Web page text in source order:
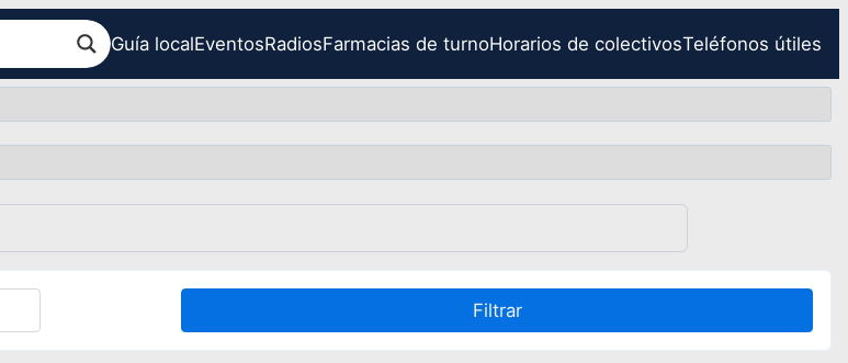
Guía localEventosRadiosFarmacias de turnoHorarios de colectivosTeléfonos útiles
Filtrar